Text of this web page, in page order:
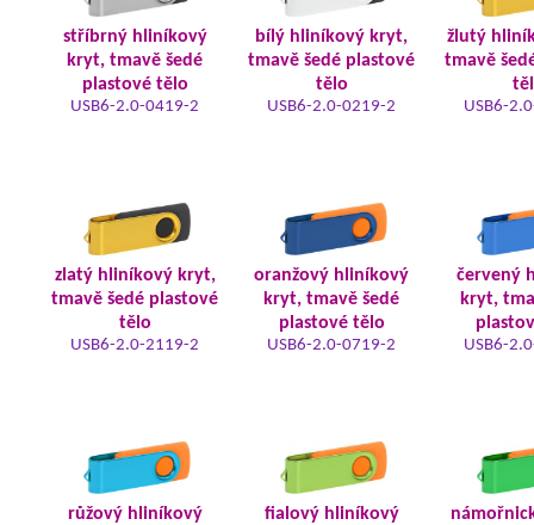
stříbrný hliníkový
kryt, tmavě šedé
plastové tělo
USB6-2.0-0419-2
bílý hliníkový kryt,
tmavě šedé plastové
tělo
USB6-2.0-0219-2
žlutý
tmavě
USB6-
zlatý hliníkový kryt,
tmavě šedé plastové
tělo
USB6-2.0-2119-2
oranžový hliníkový
kryt, tmavě šedé
plastové tělo
USB6-2.0-0719-2
červený
kryt,
USB6-
růžový hliníkový
fialový hliníkový